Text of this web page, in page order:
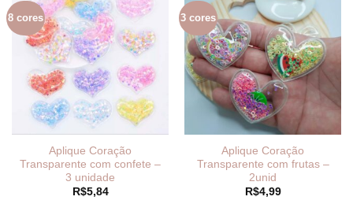
8 cores
Aplique Coração
Transparente com confete –
3 unidade
R$5,84
3 cores
Aplique Coração
Transparente com frutas –
2unid
R$4,99